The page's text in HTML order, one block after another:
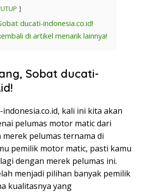
ducati-indonesia.co.id!
di artikel menarik lainnya!
Sobat ducati-
kali ini kita akan
pelumas motor matic dari
merek pelumas ternama di
pemilik motor matic, pasti kamu
dengan merek pelumas ini.
menjadi pilihan banyak pemilik
kualitasnya yang